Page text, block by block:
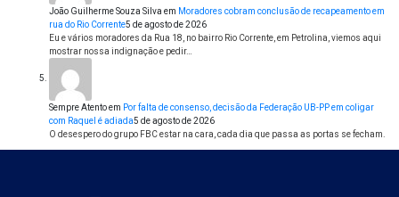
João Guilherme Souza Silva em Moradores cobram conclusão de recapeamento em
rua do Rio Corrente5 de agosto de 2026
Eu e vários moradores da Rua 18, no bairro Rio Corrente, em Petrolina, viemos aqui
mostrar nossa indignação e pedir…
Sempre Atentoem Por falta de consenso, decisão da Federação UB-PP em coligar
com Raquel é adiada5 de agosto de 2026
O desespero do grupo FBC estar na cara, cada dia que passa as portas se fecham.